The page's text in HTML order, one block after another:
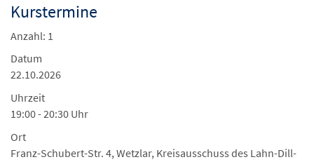
Kurstermine
Anzahl: 1
Datum
22.10.2026
Uhrzeit
19:00 - 20:30 Uhr
Ort
Franz-Schubert-Str. 4, Wetzlar, Kreisausschuss des Lahn-Dill-